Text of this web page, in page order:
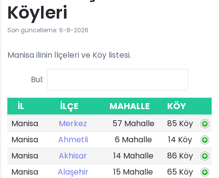
Köyleri
Son güncelleme: 6-8-2026
Manisa ilinin İlçeleri ve Köy listesi.
Bul:
İL İLÇE MAHALLE KÖY
Manisa Merkez 57 Mahalle
85 Köy
Manisa
Ahmetli 6 Mahalle
14 Köy
Manisa
Akhisar 14 Mahalle
86 Köy
Manisa
Alaşehir 15 Mahalle
65 Köy